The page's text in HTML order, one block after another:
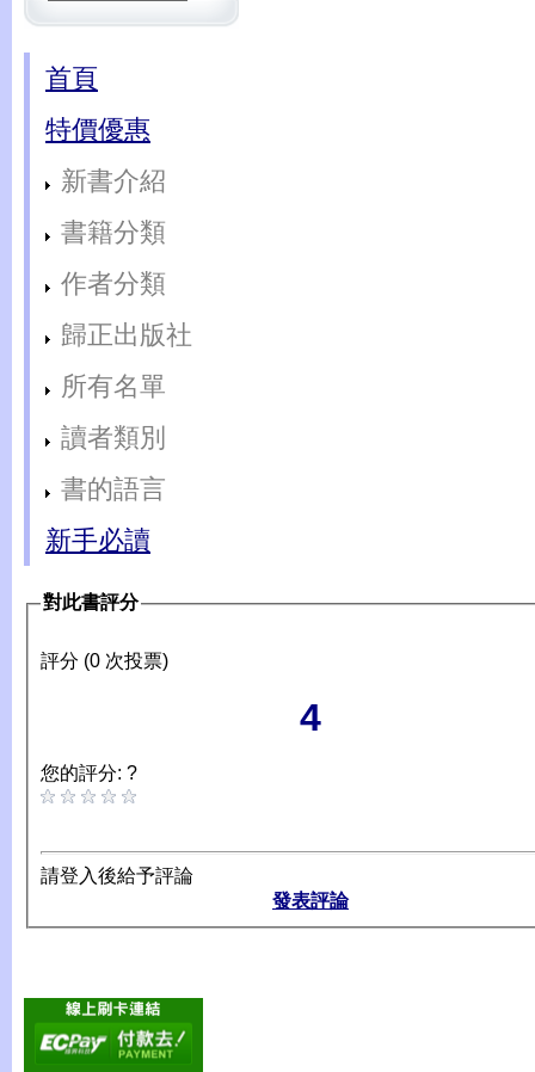
首頁
特價優惠
新書介紹
書籍分類
作者分類
歸正出版社
所有名單
讀者類別
書的語言
新手必讀
對此書評分
評分 (0 次投票)
4
您的評分: ?
請登入後給予評論
發表評論